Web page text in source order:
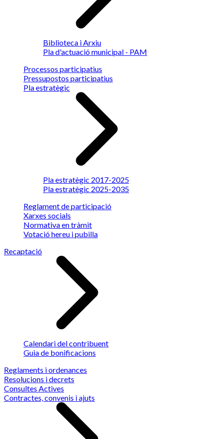
Biblioteca i Arxiu
Pla d'actuació municipal - PAM
Processos participatius
Pressupostos participatius
Pla estratègic
Pla estratègic 2017-2025
Pla estratègic 2025-2035
Reglament de participació
Xarxes socials
Normativa en tràmit
Votació hereu i pubilla
Recaptació
Calendari del contribuent
Guia de bonificacions
Reglaments i ordenances
Resolucions i decrets
Consultes Actives
Contractes, convenis i ajuts